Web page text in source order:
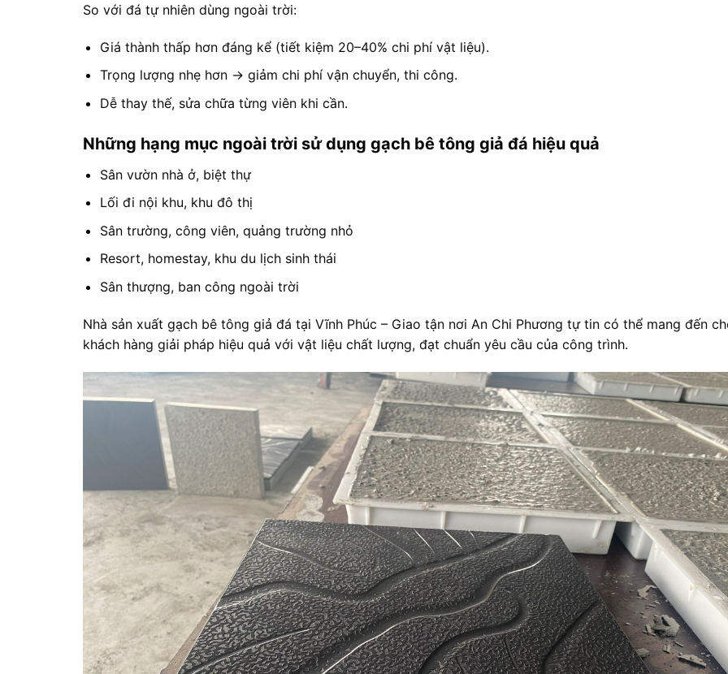
So với đá tự nhiên dùng ngoài trời:
Giá thành thấp hơn đáng kể (tiết kiệm 20–40% chi phí vật liệu).
Trọng lượng nhẹ hơn → giảm chi phí vận chuyển, thi công.
Dễ thay thế, sửa chữa từng viên khi cần.
Những hạng mục ngoài trời sử dụng gạch bê tông giả đá hiệu quả
Sân vườn nhà ở, biệt thự
Lối đi nội khu, khu đô thị
Sân trường, công viên, quảng trường nhỏ
Resort, homestay, khu du lịch sinh thái
Sân thượng, ban công ngoài trời
Nhà sản xuất gạch bê tông giả đá tại Vĩnh Phúc – Giao tận nơi An Chi Phương tự tin có thể mang đến
khách hàng giải pháp hiệu quả với vật liệu chất lượng, đạt chuẩn yêu cầu của công trình.